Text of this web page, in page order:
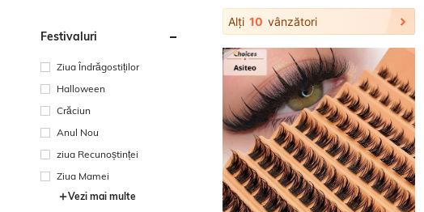
Festivaluri
Ziua Îndrăgostiților
Halloween
Crăciun
Anul Nou
ziua Recunoștinței
Ziua Mamei
Vezi mai multe
Alți 10 vânzători